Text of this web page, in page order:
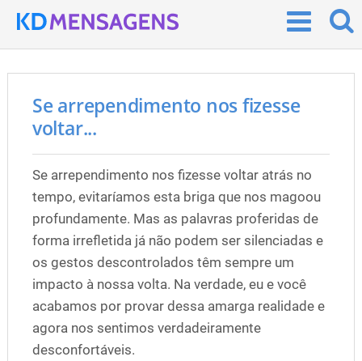
Se arrependimento nos fizesse
voltar...
Se arrependimento nos fizesse voltar atrás no
tempo, evitaríamos esta briga que nos magoou
profundamente. Mas as palavras proferidas de
forma irrefletida já não podem ser silenciadas e
os gestos descontrolados têm sempre um
impacto à nossa volta. Na verdade, eu e você
acabamos por provar dessa amarga realidade e
agora nos sentimos verdadeiramente
desconfortáveis.